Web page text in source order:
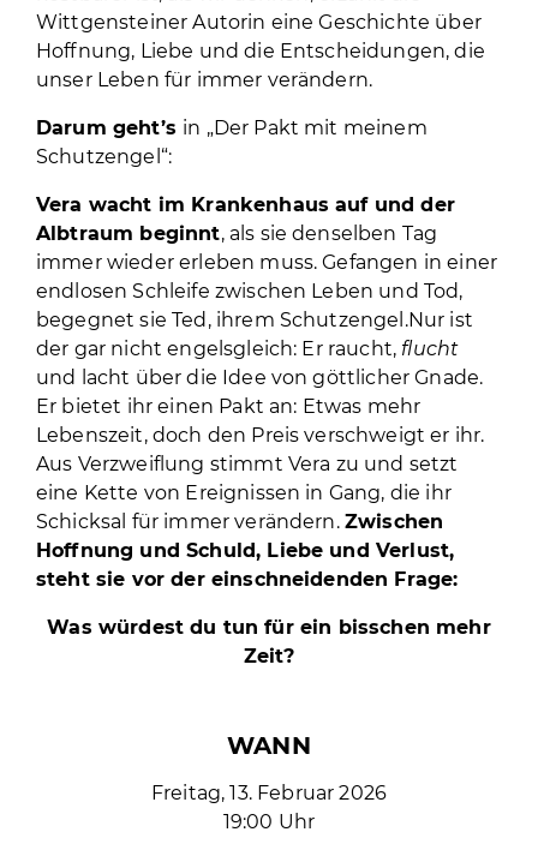
Wittgensteiner Autorin eine Geschichte über
Hoffnung, Liebe und die Entscheidungen, die
unser Leben für immer verändern.
Darum geht’s in „Der Pakt mit meinem
Schutzengel“:
Vera wacht im Krankenhaus auf und der
Albtraum beginnt, als sie denselben Tag
immer wieder erleben muss. Gefangen in einer
endlosen Schleife zwischen Leben und Tod,
begegnet sie Ted, ihrem Schutzengel.Nur ist
der gar nicht engelsgleich: Er raucht, flucht
und lacht über die Idee von göttlicher Gnade.
Er bietet ihr einen Pakt an: Etwas mehr
Lebenszeit, doch den Preis verschweigt er ihr.
Aus Verzweiflung stimmt Vera zu und setzt
eine Kette von Ereignissen in Gang, die ihr
Schicksal für immer verändern. Zwischen
Hoffnung und Schuld, Liebe und Verlust,
steht sie vor der einschneidenden Frage:
Was würdest du tun für ein bisschen mehr
Zeit?
WANN
Freitag, 13. Februar 2026
19:00 Uhr